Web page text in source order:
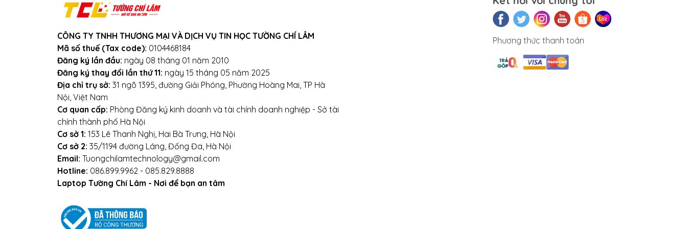
CÔNG TY TNHH THƯƠNG MẠI VÀ DỊCH VỤ TIN HỌC TƯỜNG CHÍ LÂM
Mã số thuế (Tax code): 0104468184
Đăng ký lần đầu: ngày 08 tháng 01 năm 2010
Đăng ký thay đổi lần thứ 11: ngày 15 tháng 05 năm 2025
Địa chỉ trụ sở: 31 ngõ 1395, đường Giải Phóng, Phường Hoàng Mai, TP Hà
Nội, Việt Nam
Cơ quan cấp: Phòng Đăng ký kinh doanh và tài chính doanh nghiệp - Sở tài
chính thành phố Hà Nội
Cơ sở 1: 153 Lê Thanh Nghị, Hai Bà Trưng, Hà Nội
Cơ sở 2: 35/1194 đường Láng, Đống Đa, Hà Nội
Email: Tuongchilamtechnology@gmail.com
Hotline: 086.899.9962 - 085.829.8888
Laptop Tường Chí Lâm - Nơi để bạn an tâm
Phương thức thanh toán